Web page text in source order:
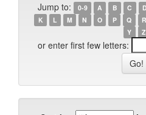
Jump to: 0-9 A B C D
K
L M N O P Q R
Y
Z
or enter first few letters: